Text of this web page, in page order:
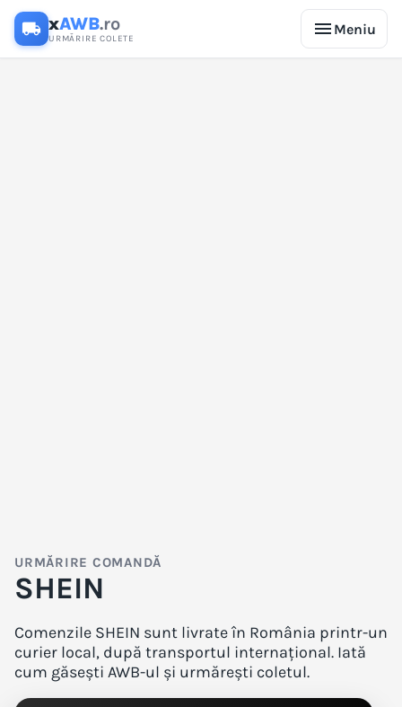
local_shipping xAWB.ro
URMĂRIRE COLETE menu Meniu
URMĂRIRE COMANDĂ
SHEIN
Comenzile SHEIN sunt livrate în România printr-un
curier local, după transportul internațional. Iată
cum găsești AWB-ul și urmărești coletul.